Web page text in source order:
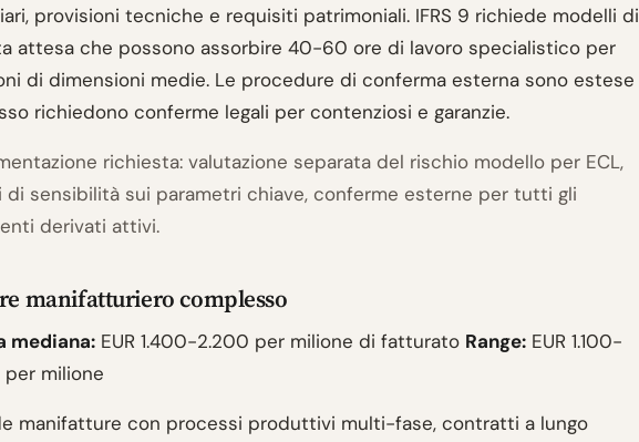
provisioni tecniche e requisiti patrimoniali. IFRS 9 richiede modelli di
attesa che possono assorbire 40-60 ore di lavoro specialistico per
di dimensioni medie. Le procedure di conferma esterna sono estese
richiedono conferme legali per contenziosi e garanzie.
richiesta: valutazione separata del rischio modello per ECL,
di sensibilità sui parametri chiave, conferme esterne per tutti gli
derivati attivi.
manifatturiero complesso
mediana: EUR 1.400-2.200 per milione di fatturato Range: EUR 1.100-
milione
manifatture con processi produttivi multi-fase, contratti a lungo